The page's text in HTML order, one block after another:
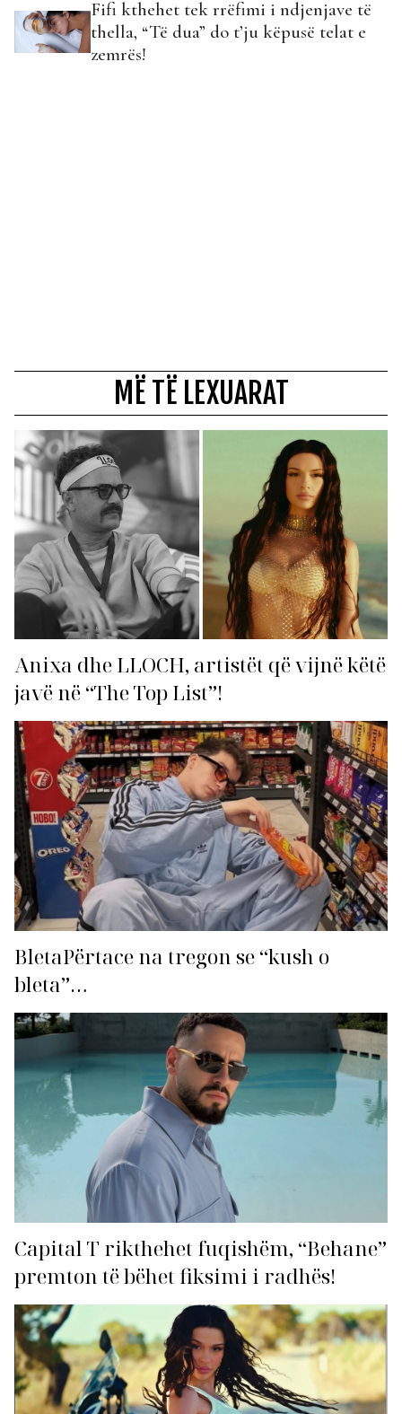
Fifi kthehet tek rrëfimi i ndjenjave të
thella, “Të dua” do t’ju këpusë telat e
zemrës!
MË TË LEXUARAT
Anixa dhe LLOCH, artistët që vijnë këtë
javë në “The Top List”!
BletaPërtace na tregon se “kush o
bleta”…
Capital T rikthehet fuqishëm, “Behane”
premton të bëhet fiksimi i radhës!